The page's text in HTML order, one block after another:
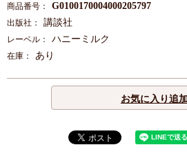
商品番号： G0100170004000205797
出版社： 講談社
レーベル： ハニーミルク
在庫： あり
お気に入り追加